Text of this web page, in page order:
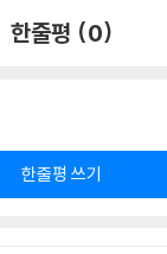
한줄평 (0)
한줄평 쓰기